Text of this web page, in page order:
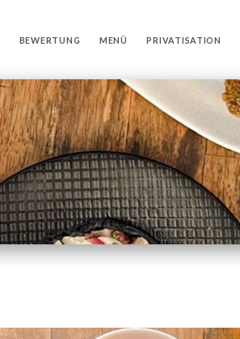
BEWERTUNG MENÜ PRIVATISATION